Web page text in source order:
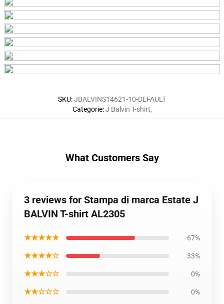
SKU:JBALVINS14621-10-DEFAULT
Categorie:J Balvin T-shirt,
What Customers Say
3 reviews for Stampa di marca Estate J
BALVIN T-shirt AL2305
★★★★★ 67%
★★★★☆ 33%
★★★☆☆ 0%
★★☆☆☆ 0%